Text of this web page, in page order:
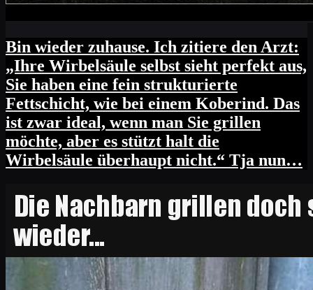
Bin wieder zuhause. Ich zitiere den Arzt:
„Ihre Wirbelsäule selbst sieht perfekt aus,
Sie haben eine fein strukturierte
Fettschicht, wie bei einem Koberind. Das
ist zwar ideal, wenn man Sie grillen
möchte, aber es stützt halt die
Wirbelsäule überhaupt nicht.“ Tja nun…